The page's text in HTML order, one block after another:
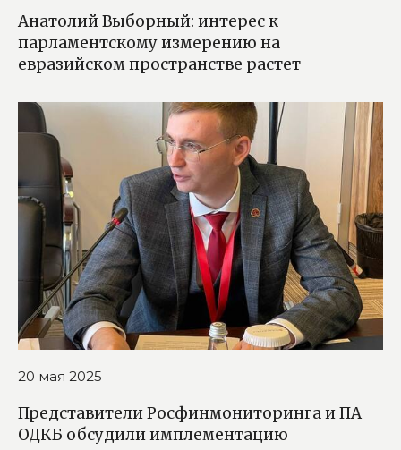
Анатолий Выборный: интерес к
парламентскому измерению на
евразийском пространстве растет
20 мая 2025
Представители Росфинмониторинга и ПА
ОДКБ обсудили имплементацию